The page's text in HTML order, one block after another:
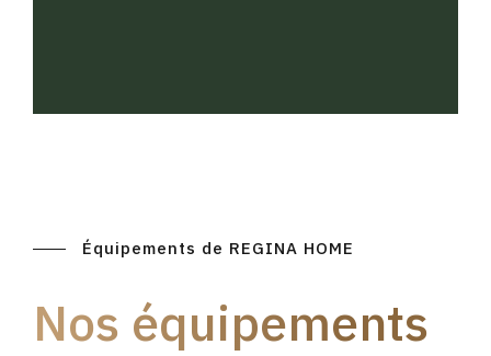
Équipements de REGINA HOME
Nos équipements